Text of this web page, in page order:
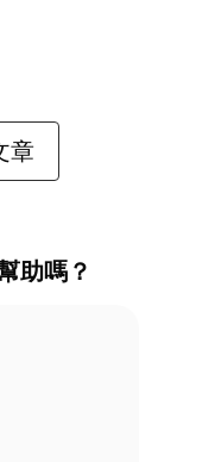
章
助嗎？